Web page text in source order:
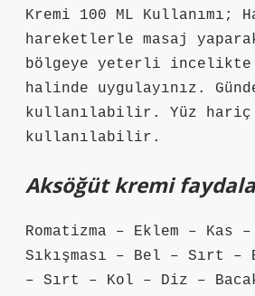
Kremi 100 ML Kullanımı;
hareketlerle masaj
bölgeye yeterli incelikte
halinde uygulayınız.
kullanılabilir. Yüz hariç
kullanılabilir.
Aksöğüt kremi
Romatizma – Eklem – Kas
Sıkışması – Bel – Sırt –
– Sırt – Kol – Diz –